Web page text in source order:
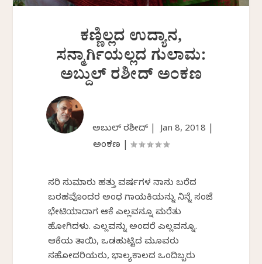
ಕಣ್ಣಿಲ್ಲದ ಉದ್ಯಾನ,
ಸನ್ಮಾರ್ಗಿಯಲ್ಲದ ಗುಲಾಮ:
ಅಬ್ದುಲ್ ರಶೀದ್ ಅಂಕಣ
ಅಬ್ದುಲ್ ರಶೀದ್ |Jan 8, 2018
ಅಂಕಣ
ಸರಿ ಸುಮಾರು ಹತ್ತು ವರ್ಷಗಳ ನಾನು ಬರೆದ
ಬರಹವೊಂದರ ಅಂಧ ಗಾಯಕಿಯನ್ನು ನಿನ್ನೆ ಸಂಜೆ
ಭೇಟಿಯಾದಾಗ ಆಕೆ ಎಲ್ಲವನ್ನೂ ಮರೆತು
ಹೋಗಿದ್ದಳು. ಎಲ್ಲವನ್ನು ಅಂದರೆ ಎಲ್ಲವನ್ನೂ.
ಆಕೆಯ ತಾಯಿ, ಒಡಹುಟ್ಟಿದ ಮೂವರು
ಸಹೋದರಿಯರು, ಭಾಲ್ಯಕಾಲದ ಒಂದಿಬ್ಬರು